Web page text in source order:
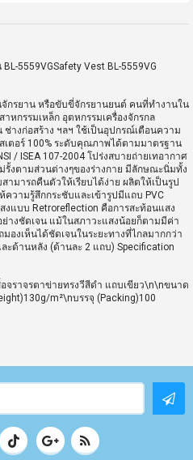
5559VGSafety Vest BL-5559VG
กรยาน หรือขับขี่จักรยานยนต์ คนที่ทำงานใน
หกรรมเหล็ก อุตหกรรมเครื่องจักรกล
างก่อสร้าง ฯลฯ ใช้เป็นอุปกรณ์เตือนความ
ตอร์ 100% ระดับคุณภาพได้ตามมาตรฐาน
/ ISEA 107-2004 โปร่งสบายถ่ายเทอากาศ
งตามส่วนต่างๆของร่างกาย มีลักษณะนิ่มทั้ง
มารถคืนตัวให้เรียบได้ง่าย ผลิตให้เป็นรูป
วามรู้สึกกระชับและเข้ารูปมีแถบ PVC
แบบ Retroreflection คือการสะท้อนแสง
างชัดเจน แม้ในสภาวะแสงน้อยก็ตามมีค่า
มองเห็นได้ชัดเจนในระยะทางที่ไกลมากกว่า
ด้านหลัง (ด้านละ 2 แถบ) Specification
อจราจรตาข่ายทรงวีสีดำ แถบเขียว\n\nขนาด
m²\nบรรจุ (Packing)100